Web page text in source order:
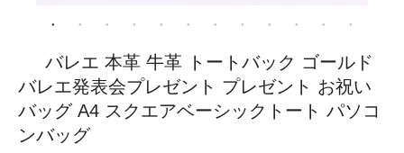
バレエ 本革 牛革 トートバック ゴールド
バレエ発表会プレゼント プレゼント お祝い
バッグ A4 スクエアベーシックトート パソコ
ンバッグ